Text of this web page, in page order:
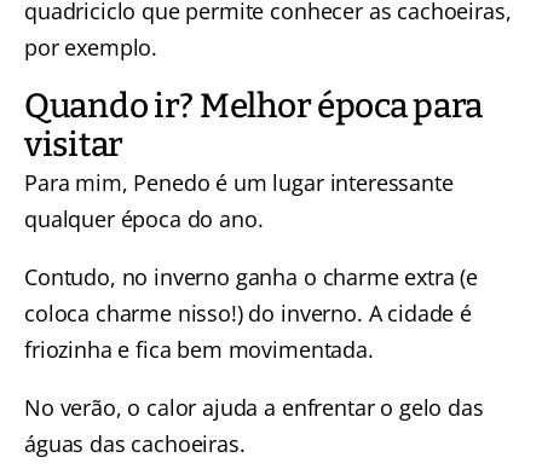
quadriciclo que permite conhecer as cachoeiras,
por exemplo.
Quando ir? Melhor época para
visitar
Para mim, Penedo é um lugar interessante
qualquer época do ano.
Contudo, no inverno ganha o charme extra (e
coloca charme nisso!) do inverno. A cidade é
friozinha e fica bem movimentada.
No verão, o calor ajuda a enfrentar o gelo das
águas das cachoeiras.